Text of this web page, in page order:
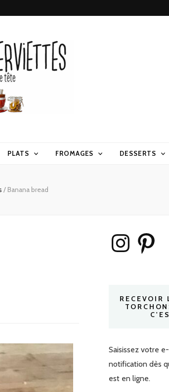
PLATS FROMAGES DESSERTS
/ Banana bread
InstagramPinterest
RECEVOIR
Saisissez votre
notification dès
est en ligne.